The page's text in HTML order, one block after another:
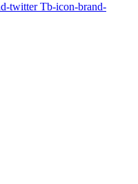
twitter Tb-icon-brand-